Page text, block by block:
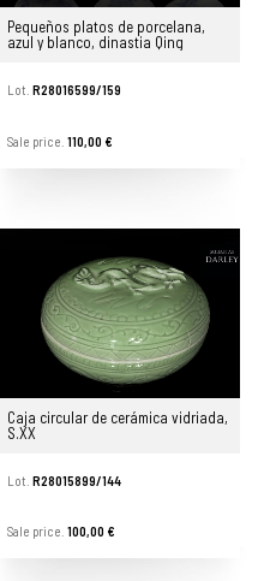
Pequeños platos de porcelana,
azul y blanco, dinastia Qing
Lot. R28016599/159
Sale price. 110,00 €
Caja circular de cerámica vidriada,
S.XX
Lot. R28015899/144
Sale price. 100,00 €